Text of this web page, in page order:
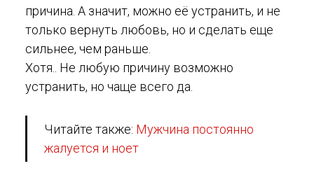
причина. А значит, можно её устранить, и не
только вернуть любовь, но и сделать еще
сильнее, чем раньше.
Хотя.. Не любую причину возможно
устранить, но чаще всего да.
Читайте также: Мужчина постоянно
жалуется и ноет